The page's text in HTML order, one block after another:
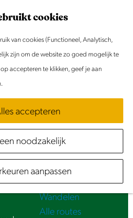
cookies
van cookies (Functioneel, Analytisch,
zijn om de website zo goed mogelijk te
accepteren te klikken, geef je aan
accepteren
noodzakelijk
aanpassen
Z
e
k
e
n
e
n
u
Evenement aanmelden
Doen & Beleven
Zomer in Laag Holland
Met kinderen
Samen eropuit
Rust & Stilte
Activiteiten
Routes
Fietsen
Varen
Wandelen
Alle routes
Purmerend